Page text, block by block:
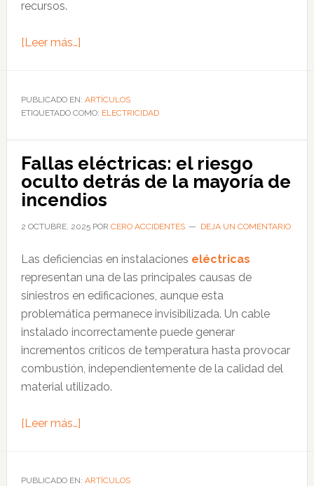
recursos.
[Leer más…]acerca
eléctrica
industrial:
tecnología
avanzada
protege
instalaciones
en
Perú
PUBLICADO EN: ARTÍCULOS
ETIQUETADO COMO: ELECTRICIDAD
Fallas eléctricas: el riesgo
oculto detrás de la mayoría de
incendios
2 OCTUBRE, 2025POR CERO ACCIDENTES DEJA UN COMENTARIO
Las deficiencias en instalaciones eléctricas
representan una de las principales causas de
siniestros en edificaciones, aunque esta
problemática permanece invisibilizada. Un cable
instalado incorrectamente puede generar
incrementos críticos de temperatura hasta provocar
combustión, independientemente de la calidad del
material utilizado.
[Leer más…]acerca
eléctricas:
PUBLICADO EN: ARTÍCULOS